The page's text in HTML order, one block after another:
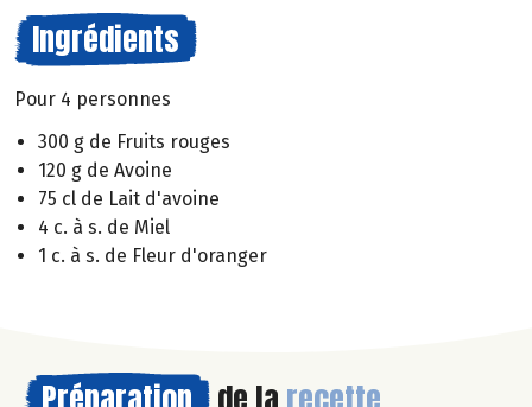
Ingrédients
Pour 4 personnes
300 g de Fruits rouges
120 g de Avoine
75 cl de Lait d'avoine
4 c. à s. de Miel
1 c. à s. de Fleur d'oranger